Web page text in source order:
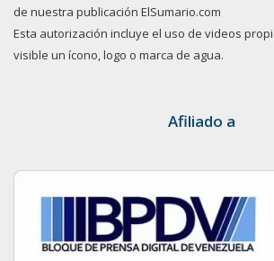
de nuestra publicación ElSumario.com
Esta autorización incluye el uso de videos
visible un ícono, logo o marca de agua.
Afiliado a